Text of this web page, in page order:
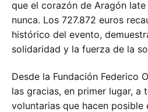
que el corazón de Aragón
nunca. Los 727.872 euros
histórico del evento,
solidaridad y la fuerza de la
Desde la Fundación Federico
las gracias, en primer lugar, a
voluntarias que hacen posible